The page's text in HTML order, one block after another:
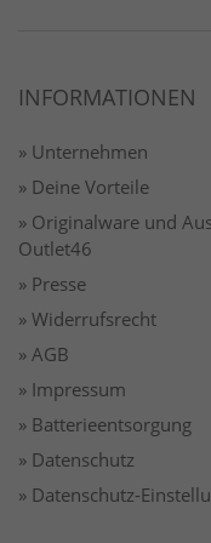
INFORMATIONEN
» Unternehmen
» Deine Vorteile
» Originalware und
Outlet46
» Presse
» Widerrufsrecht
» AGB
» Impressum
» Batterieentsorgung
» Datenschutz
» Datenschutz-